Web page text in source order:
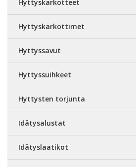
Hyttyskarkotteet
Hyttyskarkottimet
Hyttyssavut
Hyttyssuihkeet
Hyttysten torjunta
Idätysalustat
Idätyslaatikot